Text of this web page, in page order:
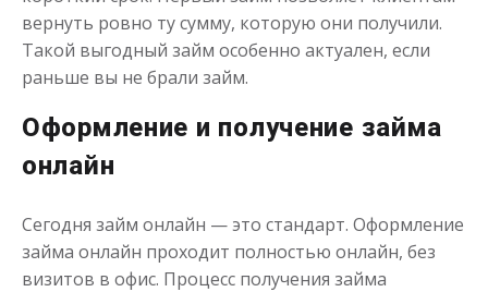
Переведём в долг
Сумма до50 000₽
вернуть ровно ту сумму, которую они получили.
Такой выгодный займ особенно актуален, если
раньше вы не брали займ.
Оформление и получение займа
онлайн
Сегодня займ онлайн — это стандарт. Оформление
займа онлайн проходит полностью онлайн, без
визитов в офис. Процесс получения займа